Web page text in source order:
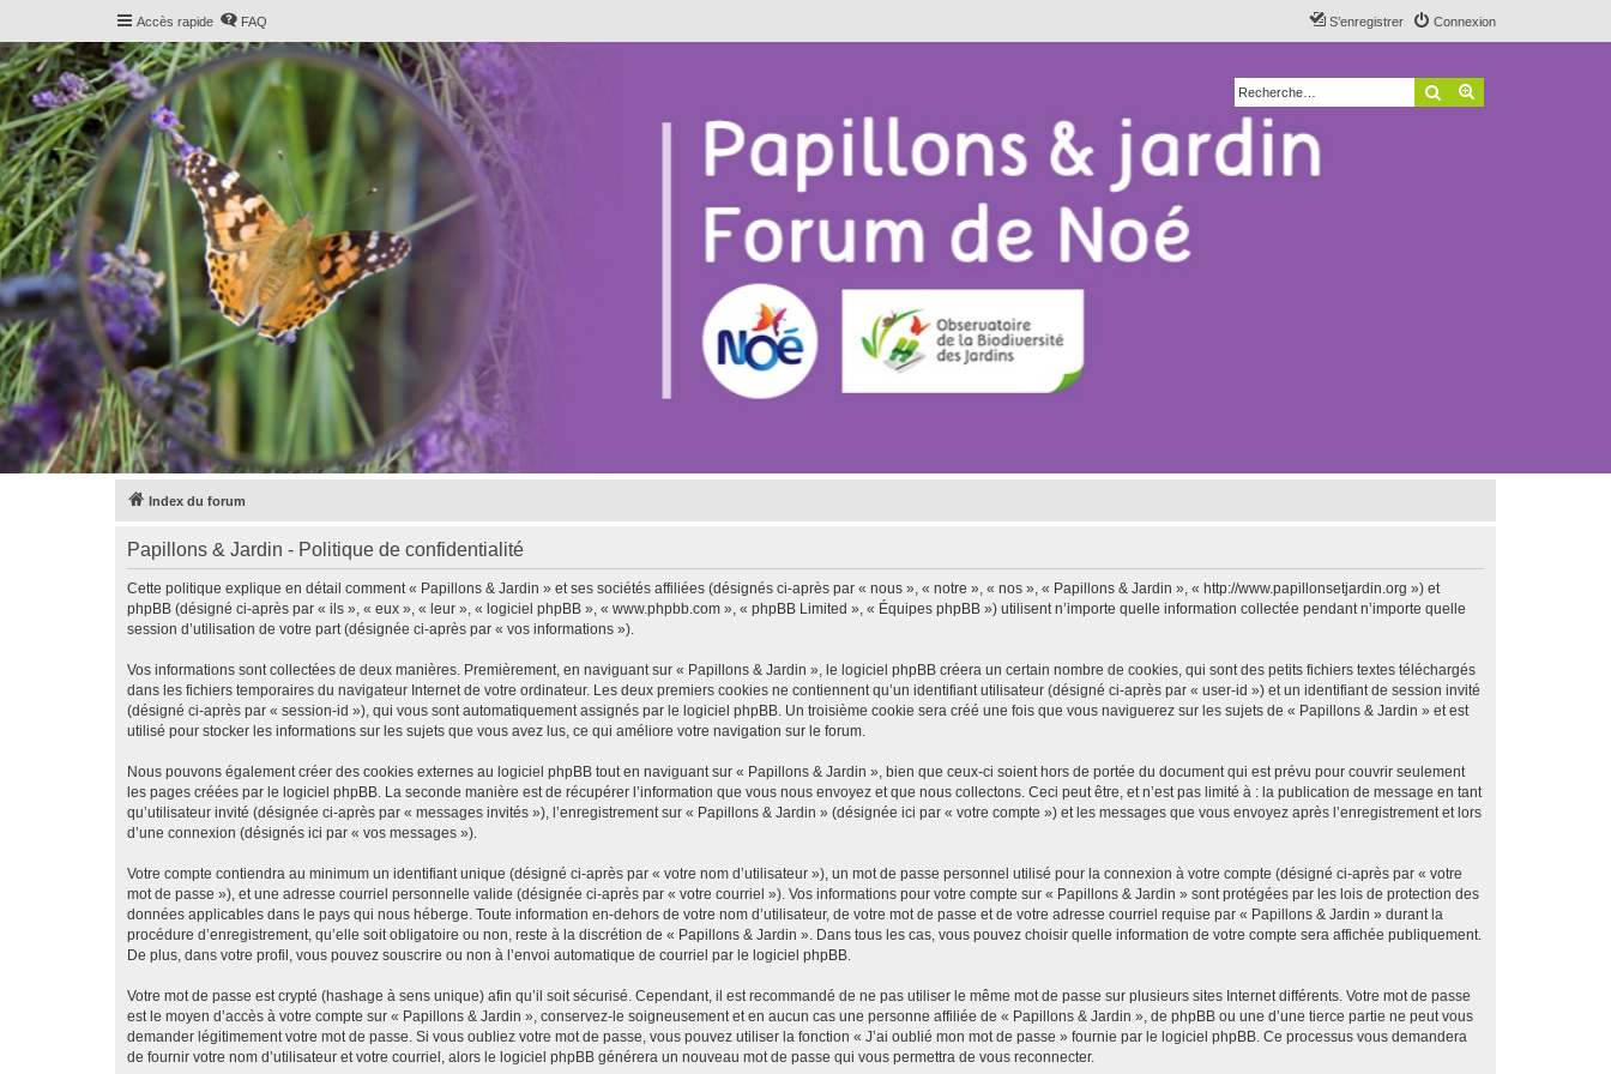
Accès rapide FAQ Connexion
S’enregistrer
Rechercher
Index du forum
Papillons & Jardin - Politique de confidentialité
Cette politique explique en détail comment « Papillons & Jardin » et ses sociétés affiliées (désignés ci-après par « nous », « notre », « nos », « Papillons & Jardin », « http://www.papillonsetjardin.org ») et
phpBB (désigné ci-après par « ils », « eux », « leur », « logiciel phpBB », « www.phpbb.com », « phpBB Limited », « Équipes phpBB ») utilisent n’importe quelle information collectée pendant n’importe quelle
session d’utilisation de votre part (désignée ci-après par « vos informations »).
Vos informations sont collectées de deux manières. Premièrement, en naviguant sur « Papillons & Jardin », le logiciel phpBB créera un certain nombre de cookies, qui sont des petits fichiers textes téléchargés
dans les fichiers temporaires du navigateur Internet de votre ordinateur. Les deux premiers cookies ne contiennent qu’un identifiant utilisateur (désigné ci-après par « user-id ») et un identifiant de session invité
(désigné ci-après par « session-id »), qui vous sont automatiquement assignés par le logiciel phpBB. Un troisième cookie sera créé une fois que vous naviguerez sur les sujets de « Papillons & Jardin » et est
utilisé pour stocker les informations sur les sujets que vous avez lus, ce qui améliore votre navigation sur le forum.
Nous pouvons également créer des cookies externes au logiciel phpBB tout en naviguant sur « Papillons & Jardin », bien que ceux-ci soient hors de portée du document qui est prévu pour couvrir seulement
les pages créées par le logiciel phpBB. La seconde manière est de récupérer l’information que vous nous envoyez et que nous collectons. Ceci peut être, et n’est pas limité à : la publication de message en tant
qu’utilisateur invité (désignée ci-après par « messages invités »), l’enregistrement sur « Papillons & Jardin » (désignée ici par « votre compte ») et les messages que vous envoyez après l’enregistrement et lors
d’une connexion (désignés ici par « vos messages »).
Votre compte contiendra au minimum un identifiant unique (désigné ci-après par « votre nom d’utilisateur »), un mot de passe personnel utilisé pour la connexion à votre compte (désigné ci-après par « votre
mot de passe »), et une adresse courriel personnelle valide (désignée ci-après par « votre courriel »). Vos informations pour votre compte sur « Papillons & Jardin » sont protégées par les lois de protection des
données applicables dans le pays qui nous héberge. Toute information en-dehors de votre nom d’utilisateur, de votre mot de passe et de votre adresse courriel requise par « Papillons & Jardin » durant la
procédure d’enregistrement, qu’elle soit obligatoire ou non, reste à la discrétion de « Papillons & Jardin ». Dans tous les cas, vous pouvez choisir quelle information de votre compte sera affichée publiquement.
De plus, dans votre profil, vous pouvez souscrire ou non à l’envoi automatique de courriel par le logiciel phpBB.
Votre mot de passe est crypté (hashage à sens unique) afin qu’il soit sécurisé. Cependant, il est recommandé de ne pas utiliser le même mot de passe sur plusieurs sites Internet différents. Votre mot de passe
est le moyen d’accès à votre compte sur « Papillons & Jardin », conservez-le soigneusement et en aucun cas une personne affiliée de « Papillons & Jardin », de phpBB ou une d’une tierce partie ne peut vous
demander légitimement votre mot de passe. Si vous oubliez votre mot de passe, vous pouvez utiliser la fonction « J’ai oublié mon mot de passe » fournie par le logiciel phpBB. Ce processus vous demandera
de fournir votre nom d’utilisateur et votre courriel, alors le logiciel phpBB générera un nouveau mot de passe qui vous permettra de vous reconnecter.